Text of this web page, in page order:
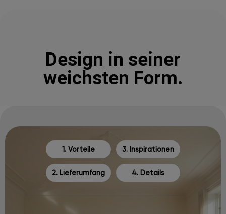
Design in seiner
weichsten Form.
1. Vorteile 3. Inspirationen
2. Lieferumfang 4. Details